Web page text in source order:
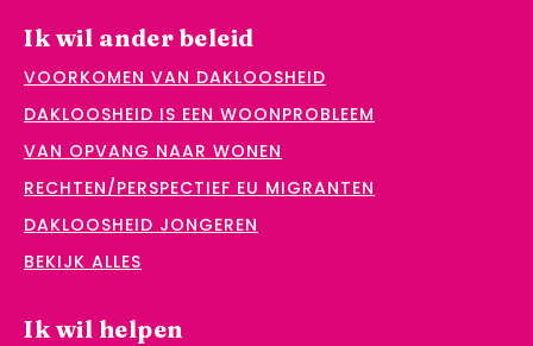
Ik wil ander beleid
VOORKOMEN VAN DAKLOOSHEID
DAKLOOSHEID IS EEN WOONPROBLEEM
VAN OPVANG NAAR WONEN
RECHTEN/PERSPECTIEF EU MIGRANTEN
DAKLOOSHEID JONGEREN
BEKIJK ALLES
Ik wil helpen